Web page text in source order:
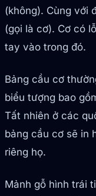
(không). Cùng với
(gọi là cơ). Cơ có
tay vào trong đó.
Bảng cầu cơ
biểu tượng bao
Tất nhiên ở các
bảng cầu cơ sẽ in
riêng họ.
Mảnh gỗ hình trái